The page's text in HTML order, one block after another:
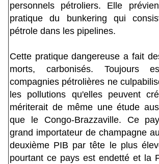
personnels pétroliers. Elle
pratique du bunkering qui
pétrole dans les pipelines.
Cette pratique dangereuse a fait
morts, carbonisés. Toujours
compagnies pétrolières ne
les pollutions qu'elles peuvent
mériterait de même une étude
que le Congo-Brazzaville. Ce
grand importateur de champagne
deuxième PIB par tête le plus
pourtant ce pays est endetté et la